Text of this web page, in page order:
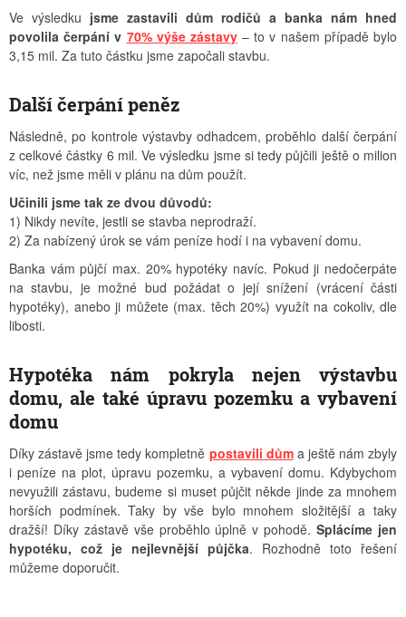
Ve výsledku jsme zastavili dům rodičů a banka nám hned
povolila čerpání v 70% výše zástavy– to v našem případě bylo
3,15 mil. Za tuto částku jsme započali stavbu.
Další čerpání peněz
Následně, po kontrole výstavby odhadcem, proběhlo další čerpání
z celkové částky 6 mil. Ve výsledku jsme si tedy půjčili ještě o milion
víc, než jsme měli v plánu na dům použít.
Učinili jsme tak ze dvou důvodů:
1) Nikdy nevíte, jestli se stavba neprodraží.
2) Za nabízený úrok se vám peníze hodí i na vybavení domu.
Banka vám půjčí max. 20% hypotéky navíc. Pokud ji nedočerpáte
na stavbu, je možné bud požádat o její snížení (vrácení části
hypotéky), anebo ji můžete (max. těch 20%) využít na cokoliv, dle
libosti.
Hypotéka nám pokryla nejen výstavbu
domu, ale také úpravu pozemku a vybavení
domu
Díky zástavě jsme tedy kompletně postavili důma ještě nám zbyly
i peníze na plot, úpravu pozemku, a vybavení domu. Kdybychom
nevyužili zástavu, budeme si muset půjčit někde jinde za mnohem
horších podmínek. Taky by vše bylo mnohem složitější a taky
dražší! Díky zástavě vše proběhlo úplně v pohodě.Splácíme jen
hypotéku, což je nejlevnější půjčka. Rozhodně toto řešení
můžeme doporučit.